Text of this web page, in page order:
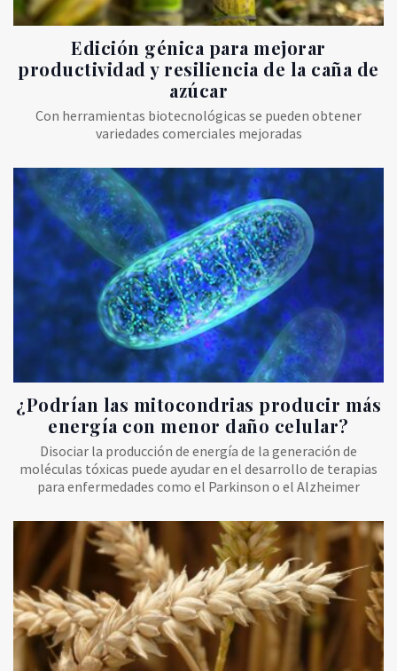
Edición génica para mejorar
productividad y resiliencia de la caña de
azúcar
Con herramientas biotecnológicas se pueden obtener
variedades comerciales mejoradas
¿Podrían las mitocondrias producir más
energía con menor daño celular?
Disociar la producción de energía de la generación de
moléculas tóxicas puede ayudar en el desarrollo de terapias
para enfermedades como el Parkinson o el Alzheimer